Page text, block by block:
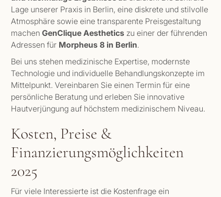
Lage unserer Praxis in Berlin, eine diskrete und stilvolle
Atmosphäre sowie eine transparente Preisgestaltung
machenGenClique Aesthetics zu einer der führenden
Adressen für Morpheus 8 in Berlin.
Bei uns stehen medizinische Expertise, modernste
Technologie und individuelle Behandlungskonzepte im
Mittelpunkt. Vereinbaren Sie einen Termin für eine
persönliche Beratung und erleben Sie innovative
Hautverjüngung auf höchstem medizinischem Niveau.
Kosten, Preise &
Finanzierungsmöglichkeiten
2025
Für viele Interessierte ist die Kostenfrage ein